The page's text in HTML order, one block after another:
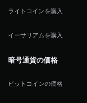
ライトコインを購入
イーサリアムを購入
暗号通貨の価格
ビットコインの価格